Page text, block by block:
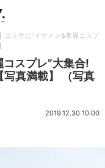
コミケに“イケメン&美麗コスプ
コスプレ”大集合!
写真満載】 （写真
2019.12.30 10:00